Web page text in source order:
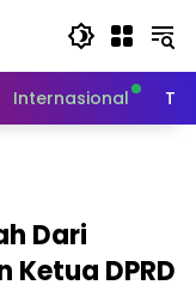
Internasional
Dari
Ketua DPRD